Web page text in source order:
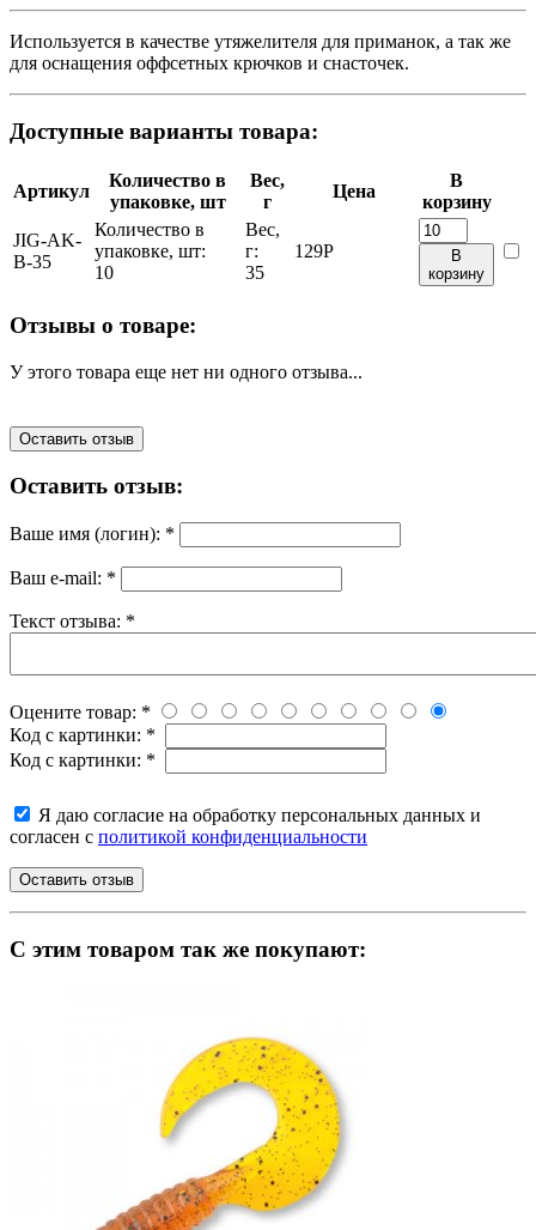
Используется в качестве утяжелителя для приманок, а так же
для оснащения оффсетных крючков и снасточек.
Доступные варианты товара:
Артикул
Количество в
упаковке, шт
Вес,
г
Цена
В
корзину
JIG-AK-
B-35
Количество в
упаковке, шт:
10
Вес,
г:
35
129Р
В
корзину
Отзывы о товаре:
У этого товара еще нет ни одного отзыва...
Оставить отзыв
Оставить отзыв:
Ваше имя (логин): *
Ваш e-mail: *
Текст отзыва: *
Оцените товар: *
Код с картинки: *
Код с картинки: *
Я даю согласие на обработку персональных данных и
согласен с политикой конфиденциальности
C этим товаром так же покупают: